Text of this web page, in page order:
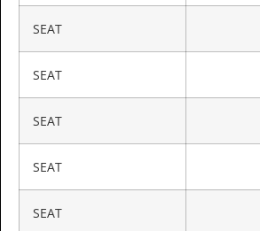
SEAT
SEAT
SEAT
SEAT
SEAT